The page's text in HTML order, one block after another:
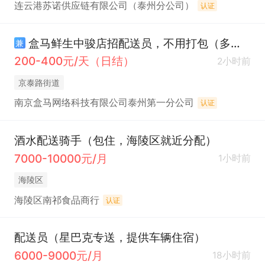
连云港苏诺供应链有限公司（泰州分公司） 认证
兼
盒马鲜生中骏店招配送员，不用打包（多劳多得+灵活就业）
200-400元/天（日结）
2小时前
京泰路街道
南京盒马网络科技有限公司泰州第一分公司 认证
酒水配送骑手（包住，海陵区就近分配）
7000-10000元/月
1小时前
海陵区
海陵区南祁食品商行 认证
配送员（星巴克专送，提供车辆住宿）
6000-9000元/月
18小时前